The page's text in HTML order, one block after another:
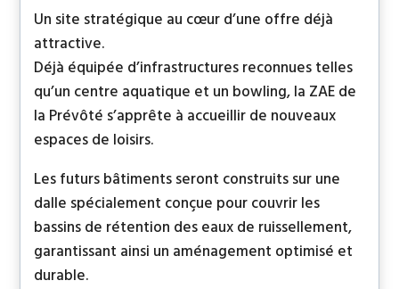
Un site stratégique au cœur d’une offre déjà
attractive.
Déjà équipée d’infrastructures reconnues telles
qu’un centre aquatique et un bowling, la ZAE de
la Prévôté s’apprête à accueillir de nouveaux
espaces de loisirs.
Les futurs bâtiments seront construits sur une
dalle spécialement conçue pour couvrir les
bassins de rétention des eaux de ruissellement,
garantissant ainsi un aménagement optimisé et
durable.